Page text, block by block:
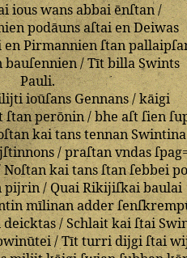
iouswansabbaiēnſtan/
podāunsaſtai en Deiwas
en Pirmannienſtan
bauſennien/TītbillaSwints
Pauli.
ioūſans Gennans/kāigi
ſtanperōnin/bhe aſt ſien
kaitanstennan Swintina
/praſtanvndas
Noſtankaitansſtanſebbei
pijrin/QuaiRikijiſkaibaulai
mīlinanadder
deicktas/Schlaitkai ſtai
/Tītturridijgiſtai